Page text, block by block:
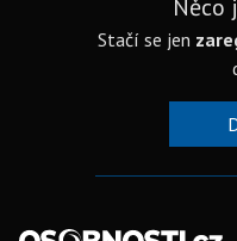
Něco
Stačí se jen